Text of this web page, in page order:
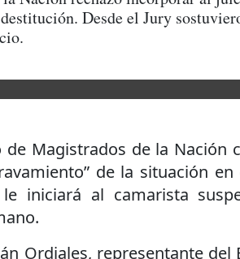
Desde el Jury
de Magistrados de la Nación
de la situación
iniciará al camarista
Ordiales, representante del